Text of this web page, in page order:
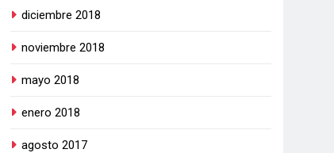
diciembre 2018
noviembre 2018
mayo 2018
enero 2018
agosto 2017